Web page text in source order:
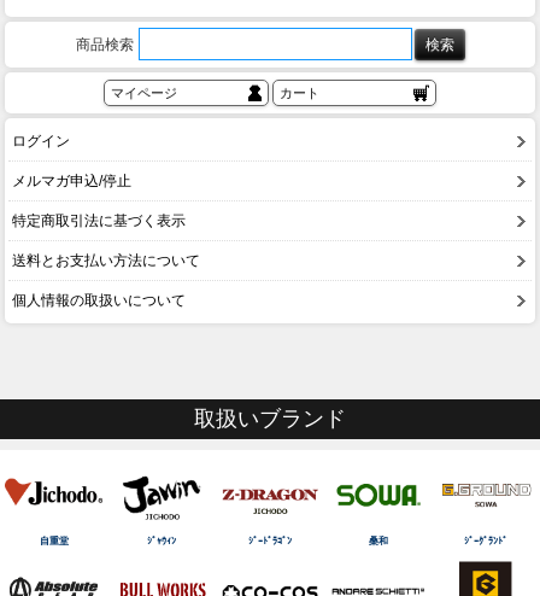
商品検索
マイページ カート
ログイン
メルマガ申込/停止
特定商取引法に基づく表示
送料とお支払い方法について
個人情報の取扱いについて
取扱いブランド
自重堂 ｼﾞｬｳｨﾝ ｼﾞｰﾄﾞﾗｺﾞﾝ 桑和 ｼﾞｰｸﾞﾗﾝﾄﾞ